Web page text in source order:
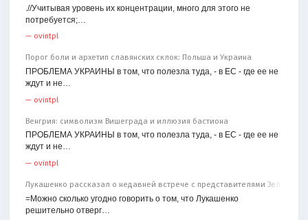
.//Учитывая уровень их концентрации, много для этого не
потребуется;…
— ovintpl
Порог боли и архетип славянских склок: Польша и Украина
ПРОБЛЕМА УКРАИНЫ в том, что полезла туда, - в ЕС - где ее не
ждут и не…
— ovintpl
Венгрия: символизм Вишеграда и иллюзия бастиона
ПРОБЛЕМА УКРАИНЫ в том, что полезла туда, - в ЕС - где ее не
ждут и не…
— ovintpl
Лукашенко рассказал о недавней встрече с представителями
=Можно сколько угодно говорить о том, что Лукашенко
решительно отверг…